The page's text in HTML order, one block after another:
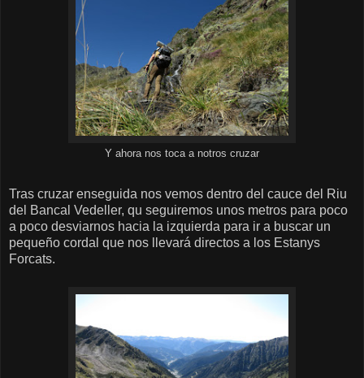
Y ahora nos toca a notros cruzar
Tras cruzar enseguida nos vemos dentro del cauce del Riu
del Bancal Vedeller, qu seguiremos unos metros para poco
a poco desviarnos hacia la izquierda para ir a buscar un
pequeño cordal que nos llevará directos a los Estanys
Forcats.